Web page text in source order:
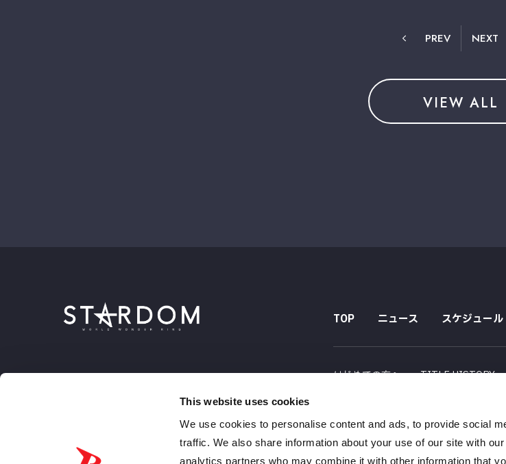
This website uses cookies
We use cookies to personalise content and ads, to provide social
traffic. We also share information about your use of our site with
analytics partners who may combine it with other information that
PREV NEXT
VIEW ALL
TOP ニュース スケジュール
はじめての方へ TITLE HISTORY
採用情報